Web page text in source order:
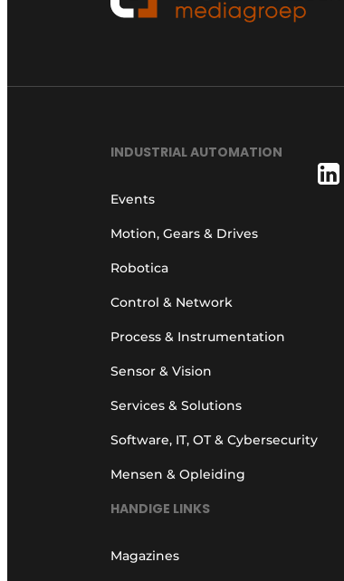
INDUSTRIAL AUTOMATION
Events
Motion, Gears & Drives
Robotica
Control & Network
Process & Instrumentation
Sensor & Vision
Services & Solutions
Software, IT, OT & Cybersecurity
Mensen & Opleiding
HANDIGE LINKS
Magazines